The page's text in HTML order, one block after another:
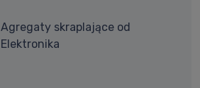
Agregaty skraplające od
Elektronika